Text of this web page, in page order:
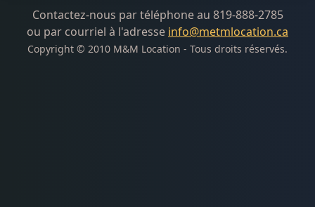
Contactez-nous par téléphone au 819-888-2785
ou par courriel à l'adresse info@metmlocation.ca
Copyright © 2010 M&M Location - Tous droits réservés.